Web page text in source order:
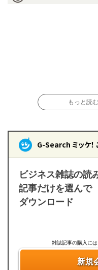
もっと読
G-Search ミッケ！
ビジネス雑誌の読
記事だけを選んで
ダウンロード
雑誌記事の購入に
新規